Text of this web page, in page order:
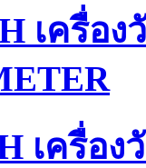
เครื่อ
เครื่อ